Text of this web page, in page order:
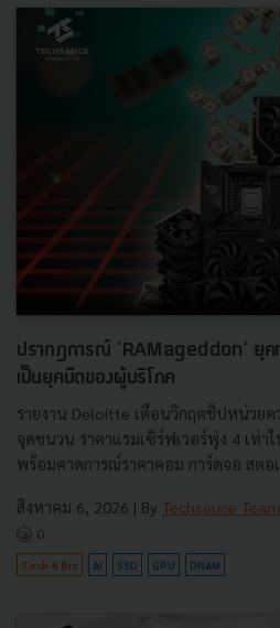
ปรากฏการณ์ ‘RAMageddon’ ยุ
เป็นยุคมืดของผู้บริโภค
รายงาน Deloitte เตือนวิกฤตชิปหน่วยค
จุดชนวน ราคาแรมเซิร์ฟเวอร์พุ่ง 4 เท่า
พร้อมคาดการณ์ราคาคอม การ์ดจอ สตอ
สิงหาคม 6, 2026 | By Techsauce Team
0
Tech & Biz AI SSD GPU DRAM